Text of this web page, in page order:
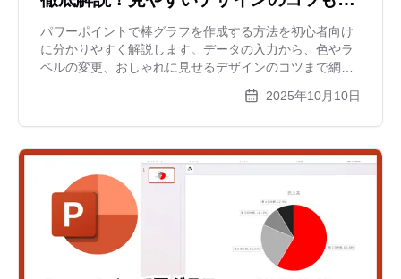
介
パワーポイントで棒グラフを作成する方法を初心者向け
に分かりやすく解説します。データの入力から、色やラ
ベルの変更、おしゃれに見せるデザインのコツまで網
2025年10月10日